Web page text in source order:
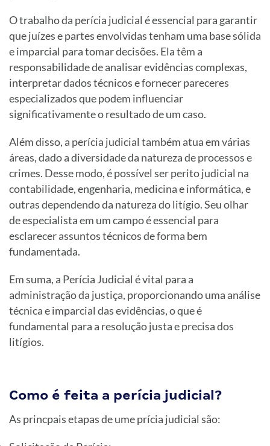
O trabalho da perícia judicial é essencial para garantir
que juízes e partes envolvidas tenham uma base sólida
e imparcial para tomar decisões. Ela têm a
responsabilidade de analisar evidências complexas,
interpretar dados técnicos e fornecer pareceres
especializados que podem influenciar
significativamente o resultado de um caso.
Além disso, a perícia judicial também atua em várias
áreas, dado a diversidade da natureza de processos e
crimes. Desse modo, é possível ser perito judicial na
contabilidade, engenharia, medicina e informática, e
outras dependendo da natureza do litígio. Seu olhar
de especialista em um campo é essencial para
esclarecer assuntos técnicos de forma bem
fundamentada.
Em suma, a Perícia Judicial é vital para a
administração da justiça, proporcionando uma análise
técnica e imparcial das evidências, o que é
fundamental para a resolução justa e precisa dos
litígios.
Como é feita a perícia judicial?
As princpais etapas de ume prícia judicial são: